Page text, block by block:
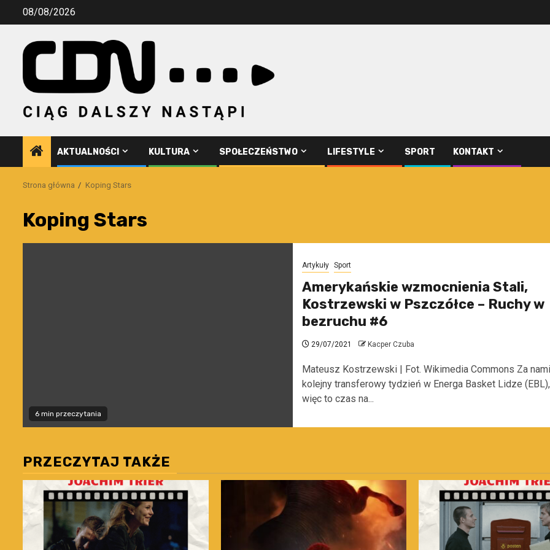
Przejdź08/08/2026
AKTUALNOŚCI KULTURA SPOŁECZEŃSTWO LIFESTYLE SPORT KONTAKT
Strona główna Koping Stars
Koping Stars
6 min przeczytania
Artykuły Sport
Amerykańskie wzmocnienia Stali,
Kostrzewski w Pszczółce – Ruchy w
bezruchu #6
29/07/2021 Kacper Czuba
Mateusz Kostrzewski | Fot. Wikimedia Commons Za nami
kolejny transferowy tydzień w Energa Basket Lidze (EBL),
więc to czas na...
PRZECZYTAJ TAKŻE